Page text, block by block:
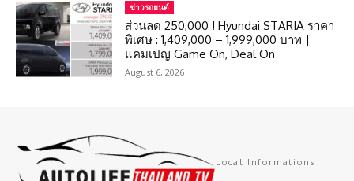
ข่าวรถยนต์
ส่วนลด 250,000 ! Hyundai STARIA ราคา
พิเศษ : 1,409,000 – 1,999,000 บาท |
แคมเปญ Game On, Deal On
August 6, 2026
Local Informations